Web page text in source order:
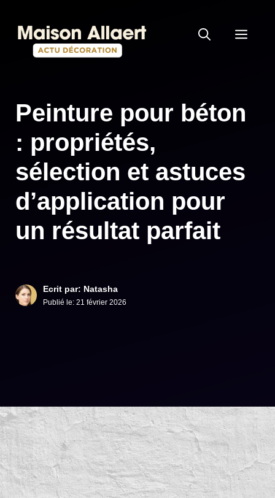
contenu
Peinture pour béton
: propriétés,
sélection et astuces
d’application pour
un résultat parfait
Ecrit par: Natasha
Publié le: 21 février 2026